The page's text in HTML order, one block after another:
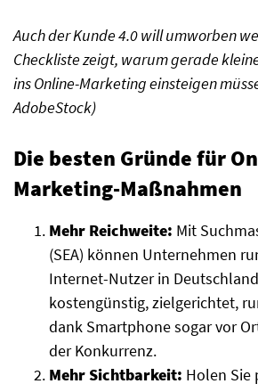
Auch der Kunde 4.0 will umworben
Checkliste zeigt, warum gerade
ins Online-Marketing einsteigen
AdobeStock)
Die besten Gründe für
Marketing-Maßnahmen
Mehr Reichweite: Mit
(SEA) können Unternehmen
Internet-Nutzer in
kostengünstig, zielgerichtet,
dank Smartphone sogar vor
der Konkurrenz.
Mehr Sichtbarkeit: Holen Sie